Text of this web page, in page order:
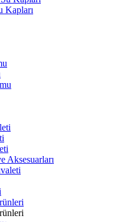
Kapları
Aksesuarları